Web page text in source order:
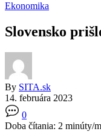
Ekonomika
Slovensko
By SITA.sk
14. februára 2023
0
Doba čítania: 2 minúty/